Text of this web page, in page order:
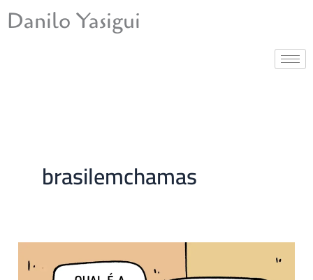
para
Danilo Yasigui
brasilemchamas